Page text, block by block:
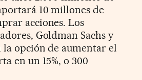
10 millones de
acciones. Los
Goldman Sachs y
opción de aumentar el
en un 15%, o 300